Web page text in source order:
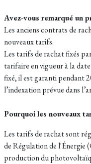
Avez-vous remarqué un
Les anciens contrats de
nouveaux tarifs.
Les tarifs de rachat fixés
tarifaire en vigueur à la
fixé, il est garanti pendant
l’indexation prévue dans
Pourquoi les nouveaux
Les tarifs de rachat sont
de Régulation de l'Énergie
production du